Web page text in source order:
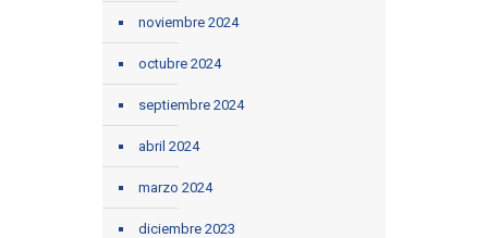
noviembre 2024
octubre 2024
septiembre 2024
abril 2024
marzo 2024
diciembre 2023